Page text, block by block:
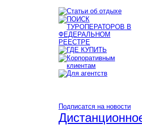
Подписатся на новости